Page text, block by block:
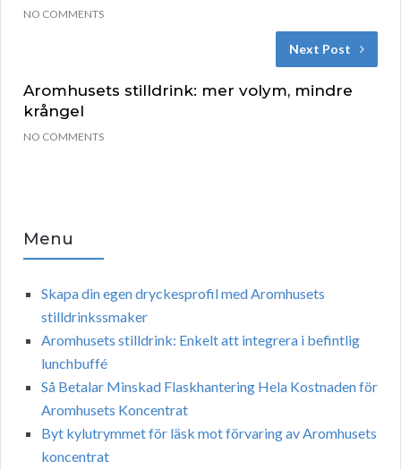
NO COMMENTS
Next Post
Aromhusets stilldrink: mer volym, mindre
krångel
NO COMMENTS
Menu
Skapa din egen dryckesprofil med Aromhusets
stilldrinkssmaker
Aromhusets stilldrink: Enkelt att integrera i befintlig
lunchbuffé
Så Betalar Minskad Flaskhantering Hela Kostnaden för
Aromhusets Koncentrat
Byt kylutrymmet för läsk mot förvaring av Aromhusets
koncentrat